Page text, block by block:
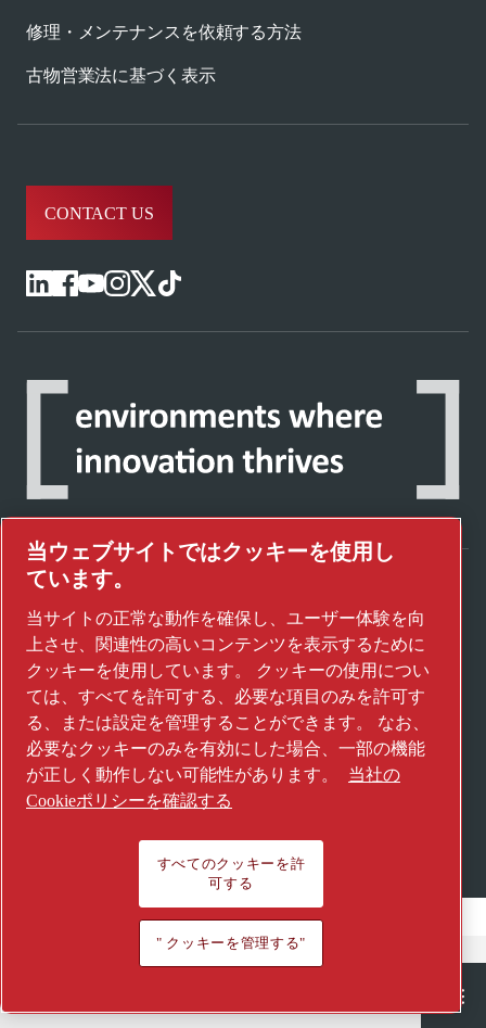
修理・メンテナンスを依頼する方法
古物営業法に基づく表示
CONTACT US
アトラスコプコグループが未来を変えるテク
ノロジーをどのように実現しているかご覧く
ださい。
アトラスコプコグループのウェブサイトをご
覧ください。
アトラスコプコグループの一員
© 2026 Copyright. All rights reserved.
当ウェブサイトではクッキーを使用し
ています。
当サイトの正常な動作を確保し、ユーザー体験を向
上させ、関連性の高いコンテンツを表示するために
クッキーを使用しています。 クッキーの使用につい
ては、すべてを許可する、必要な項目のみを許可す
る、または設定を管理することができます。 なお、
必要なクッキーのみを有効にした場合、一部の機能
が正しく動作しない可能性があります。
当社の
Cookieポリシーを確認する
すべてのクッキーを許
可する
" クッキーを管理する"